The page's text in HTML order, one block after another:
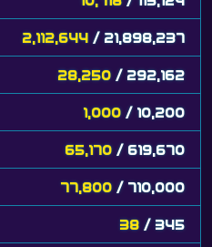
2,112,644 / 21,898,237
28,250 / 292,162
1,000 / 10,200
65,170 / 619,670
77,800 / 710,000
38 / 345